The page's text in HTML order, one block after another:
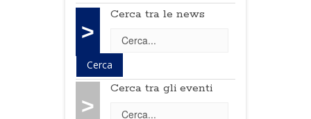
>
Cerca tra le news
>
Cerca tra gli eventi